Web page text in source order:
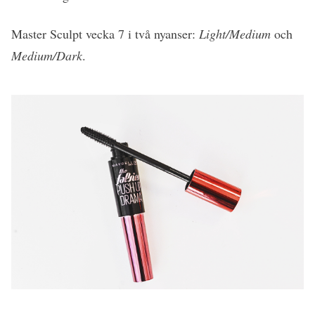
Master Sculpt vecka 7 i två nyanser: Light/Medium och
Medium/Dark.